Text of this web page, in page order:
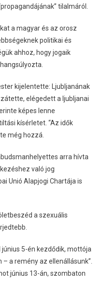
tilalmáról.
a magyar és az orosz
politikai és
ahhoz, hogy jogaik
kijelentette: Ljubljanának
elégedett a ljubljanai
képes lenne
kísérletet. “Az idők
még hozzá.
arra hívta
való jog
Unió Alapjogi Chartája is
a szexuális
5-én kezdődik, mottója
a remény az ellenállásunk”.
június 13-án, szombaton